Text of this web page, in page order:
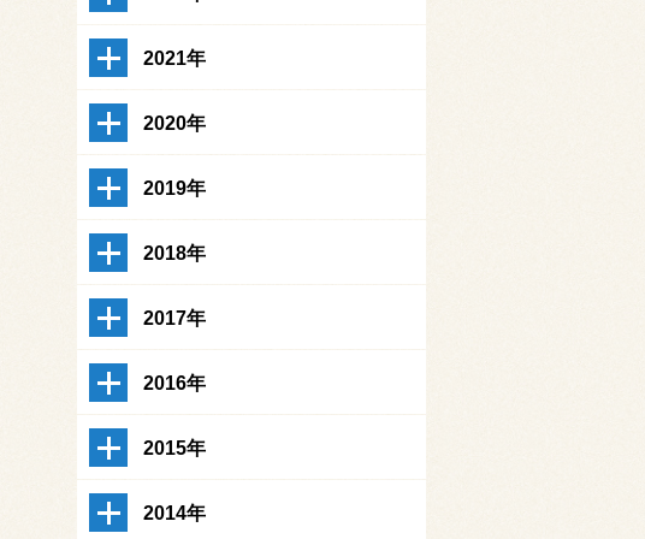
2021年
2020年
2019年
2018年
2017年
2016年
2015年
2014年